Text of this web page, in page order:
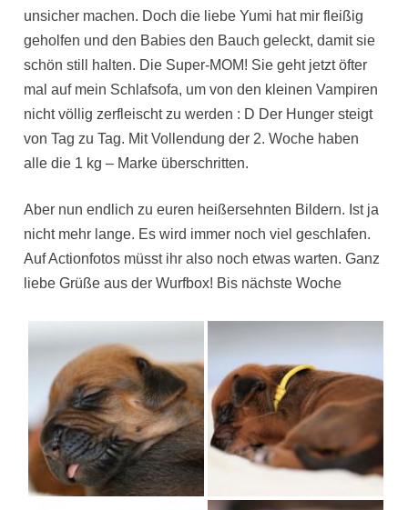
unsicher machen. Doch die liebe Yumi hat mir fleißig
geholfen und den Babies den Bauch geleckt, damit sie
schön still halten. Die Super-MOM! Sie geht jetzt öfter
mal auf mein Schlafsofa, um von den kleinen Vampiren
nicht völlig zerfleischt zu werden : D Der Hunger steigt
von Tag zu Tag. Mit Vollendung der 2. Woche haben
alle die 1 kg – Marke überschritten.
Aber nun endlich zu euren heißersehnten Bildern. Ist ja
nicht mehr lange. Es wird immer noch viel geschlafen.
Auf Actionfotos müsst ihr also noch etwas warten. Ganz
liebe Grüße aus der Wurfbox! Bis nächste Woche